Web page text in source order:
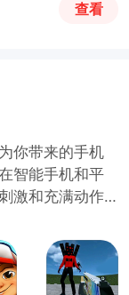
查看
你带来的手机
智能手机和平
激和充满动作
进行战斗、跳
卡或挑战来获
各种特殊效
作。小编以下